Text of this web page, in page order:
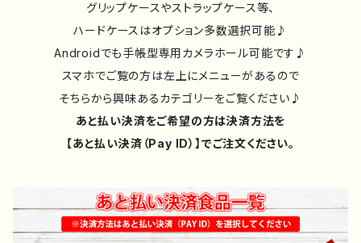
グリップケースやストラップケース等、
ハードケースはオプション多数選択可能♪
Androidでも手帳型専用カメラホール可能です♪
スマホでご覧の方は左上にメニューがあるので
そちらから興味あるカテゴリーをご覧ください♪
あと払い決済をご希望の方は決済方法を
【あと払い決済（Pay ID）】でご注文ください。